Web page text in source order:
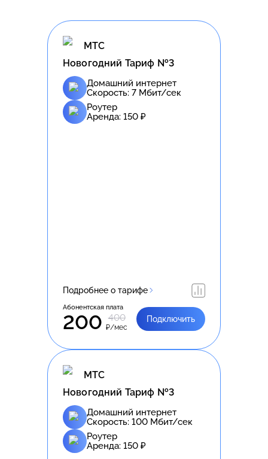
МТС
Новогодний Тариф №3
Домашний интернет
Скорость: 7 Мбит/сек
Роутер
Аренда: 150 ₽
Подробнее о тарифе
Абонентская плата
200 400
₽/мес
Подключить
МТС
Новогодний Тариф №3
Домашний интернет
Скорость: 100 Мбит/сек
Роутер
Аренда: 150 ₽